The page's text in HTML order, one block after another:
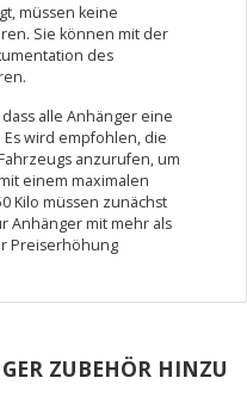
müssen keine
Sie können mit der
des
alle Anhänger eine
wird empfohlen, die
anzurufen, um
einem maximalen
Kilo müssen zunächst
Anhänger mit mehr als
Preiserhöhung
ZUBEHÖR HINZU